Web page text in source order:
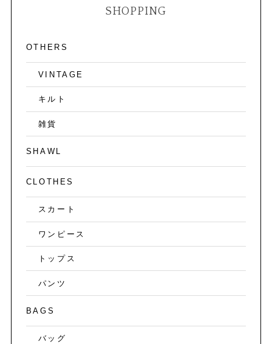
SHOPPING
OTHERS
VINTAGE
キルト
雑貨
SHAWL
CLOTHES
スカート
ワンピース
トップス
パンツ
BAGS
バッグ